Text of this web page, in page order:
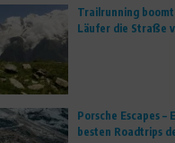
Trailrunning
Läufer die Straße
Porsche Escapes –
besten Roadtrips